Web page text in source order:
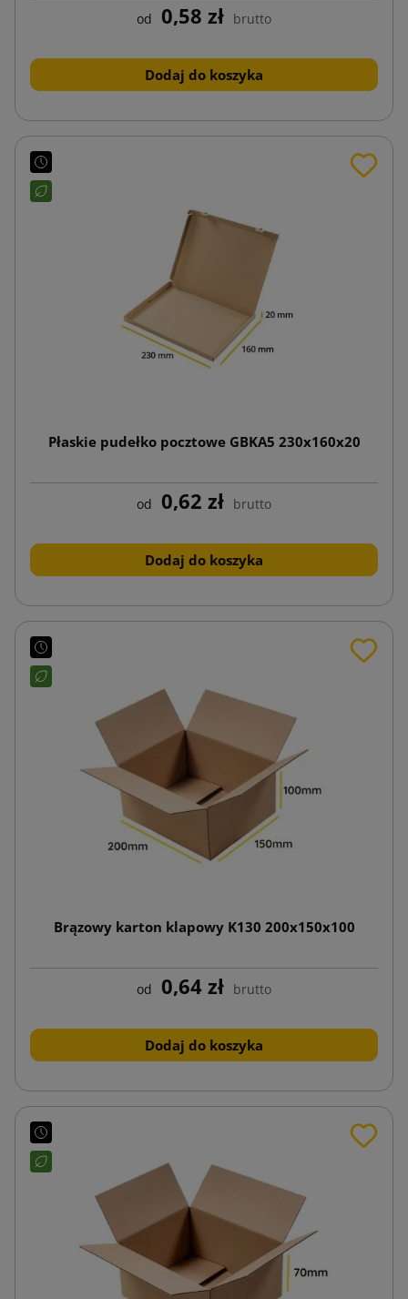
od 0,58 zł brutto
Dodaj do koszyka
Płaskie pudełko pocztowe GBKA5 230x160x20
od 0,62 zł brutto
Dodaj do koszyka
Brązowy karton klapowy K130 200x150x100
od 0,64 zł brutto
Dodaj do koszyka